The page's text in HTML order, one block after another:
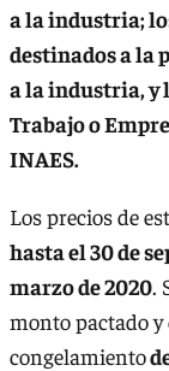
a la industria;
destinados a la
a la industria, y
Trabajo o
INAES.
Los precios de
hasta el 30 de
marzo de 2020.
monto pactado y
congelamiento